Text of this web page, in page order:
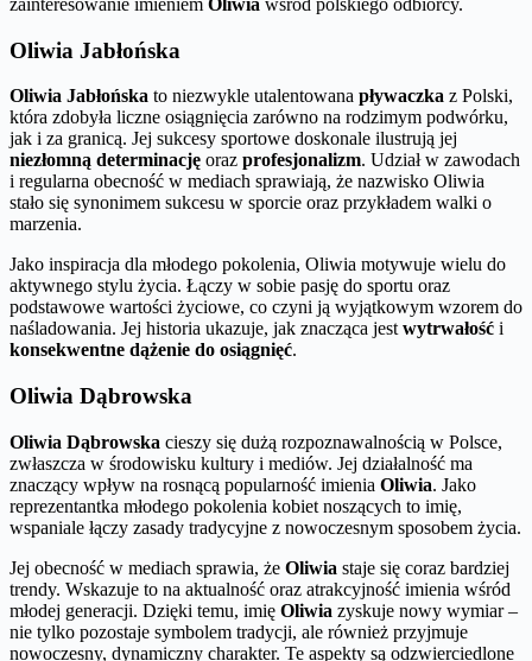
zainteresowanie imieniem Oliwia wśród polskiego odbiorcy.
Oliwia Jabłońska
Oliwia Jabłońska to niezwykle utalentowana pływaczka z Polski,
która zdobyła liczne osiągnięcia zarówno na rodzimym podwórku,
jak i za granicą. Jej sukcesy sportowe doskonale ilustrują jej
niezłomną determinację oraz profesjonalizm. Udział w zawodach
i regularna obecność w mediach sprawiają, że nazwisko Oliwia
stało się synonimem sukcesu w sporcie oraz przykładem walki o
marzenia.
Jako inspiracja dla młodego pokolenia, Oliwia motywuje wielu do
aktywnego stylu życia. Łączy w sobie pasję do sportu oraz
podstawowe wartości życiowe, co czyni ją wyjątkowym wzorem do
naśladowania. Jej historia ukazuje, jak znacząca jestwytrwałość i
konsekwentne dążenie do osiągnięć.
Oliwia Dąbrowska
Oliwia Dąbrowska cieszy się dużą rozpoznawalnością w Polsce,
zwłaszcza w środowisku kultury i mediów. Jej działalność ma
znaczący wpływ na rosnącą popularność imienia Oliwia. Jako
reprezentantka młodego pokolenia kobiet noszących to imię,
wspaniale łączy zasady tradycyjne z nowoczesnym sposobem życia.
Jej obecność w mediach sprawia, że Oliwia staje się coraz bardziej
trendy. Wskazuje to na aktualność oraz atrakcyjność imienia wśród
młodej generacji. Dzięki temu, imię Oliwia zyskuje nowy wymiar –
nie tylko pozostaje symbolem tradycji, ale również przyjmuje
nowoczesny, dynamiczny charakter. Te aspekty są odzwierciedlone